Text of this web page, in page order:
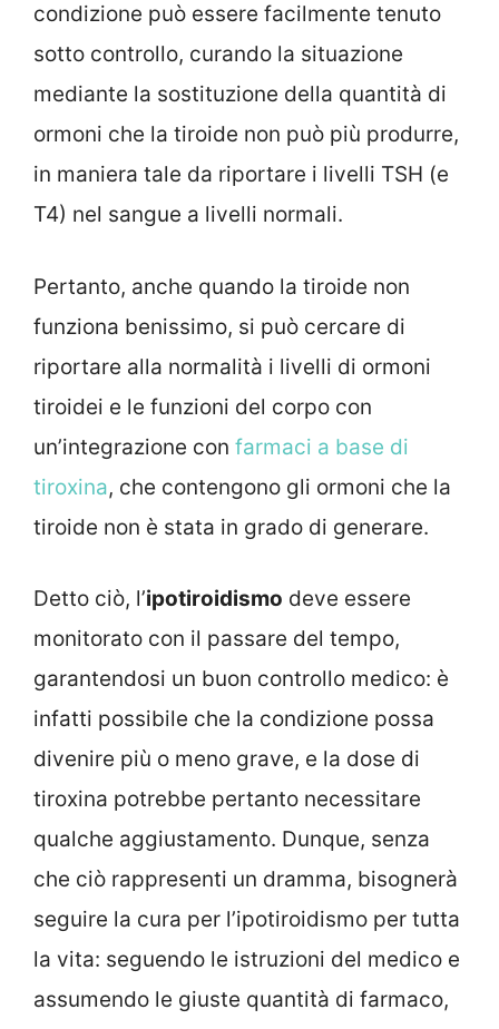
condizione può essere facilmente tenuto
sotto controllo, curando la situazione
mediante la sostituzione della quantità di
ormoni che la tiroide non può più produrre,
in maniera tale da riportare i livelli TSH (e
T4) nel sangue a livelli normali.
Pertanto, anche quando la tiroide non
funziona benissimo, si può cercare di
riportare alla normalità i livelli di ormoni
tiroidei e le funzioni del corpo con
un’integrazione con farmaci a base di
tiroxina, che contengono gli ormoni che la
tiroide non è stata in grado di generare.
Detto ciò, l’ipotiroidismo deve essere
monitorato con il passare del tempo,
garantendosi un buon controllo medico: è
infatti possibile che la condizione possa
divenire più o meno grave, e la dose di
tiroxina potrebbe pertanto necessitare
qualche aggiustamento. Dunque, senza
che ciò rappresenti un dramma, bisognerà
seguire la cura per l’ipotiroidismo per tutta
la vita: seguendo le istruzioni del medico e
assumendo le giuste quantità di farmaco,